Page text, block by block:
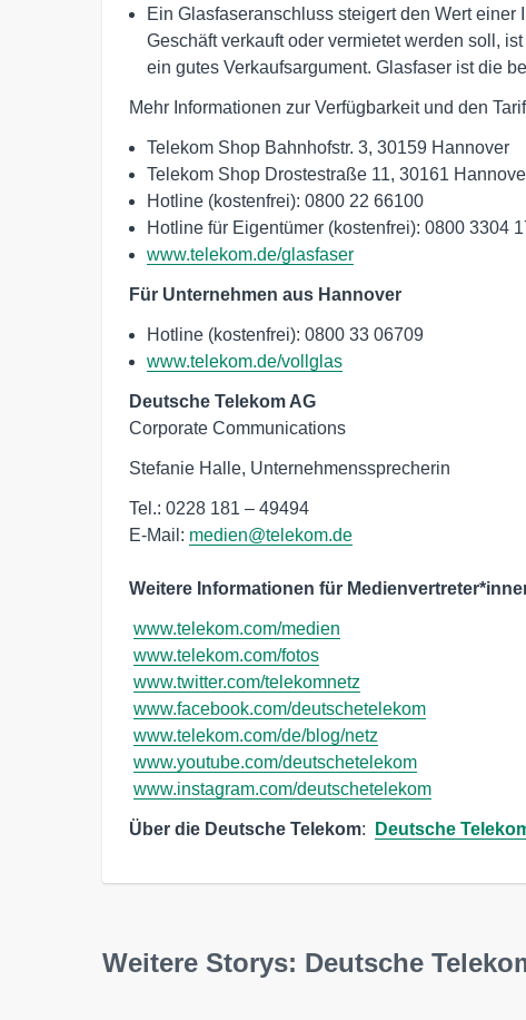
Ein Glasfaseranschluss steigert den Wert
Geschäft verkauft oder vermietet werden soll,
ein gutes Verkaufsargument. Glasfaser ist die
Mehr Informationen zur Verfügbarkeit und den
Telekom Shop Bahnhofstr. 3, 30159 Hannover
Telekom Shop Drostestraße 11, 30161
Hotline (kostenfrei): 0800 22 66100
Hotline für Eigentümer (kostenfrei): 0800 3304
www.telekom.de/glasfaser
Für Unternehmen aus Hannover
Hotline (kostenfrei): 0800 33 06709
www.telekom.de/vollglas
Deutsche Telekom AG
Corporate Communications
Stefanie Halle, Unternehmenssprecherin
Tel.: 0228 181 – 49494
E-Mail: medien@telekom.de
Weitere Informationen für
www.telekom.com/medien
www.telekom.com/fotos
www.twitter.com/telekomnetz
www.facebook.com/deutschetelekom
www.telekom.com/de/blog/netz
www.youtube.com/deutschetelekom
www.instagram.com/deutschetelekom
Über die Deutsche Telekom: Deutsche
Weitere Storys: Deutsche